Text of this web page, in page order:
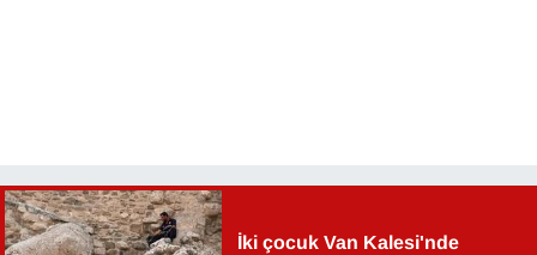
İki çocuk Van Kalesi'nde